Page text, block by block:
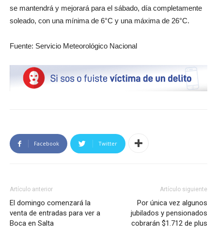
se mantendrá y mejorará para el sábado, día completamente
soleado, con una mínima de 6°C y una máxima de 26°C.
Fuente: Servicio Meteorológico Nacional
Facebook Twitter
Artículo anterior
El domingo comenzará la
venta de entradas para ver a
Boca en Salta
Artículo siguiente
Por única vez algunos
jubilados y pensionados
cobrarán $1.712 de plus